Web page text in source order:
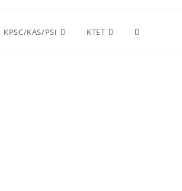
KPSC/KAS/PSI KTET Toggle